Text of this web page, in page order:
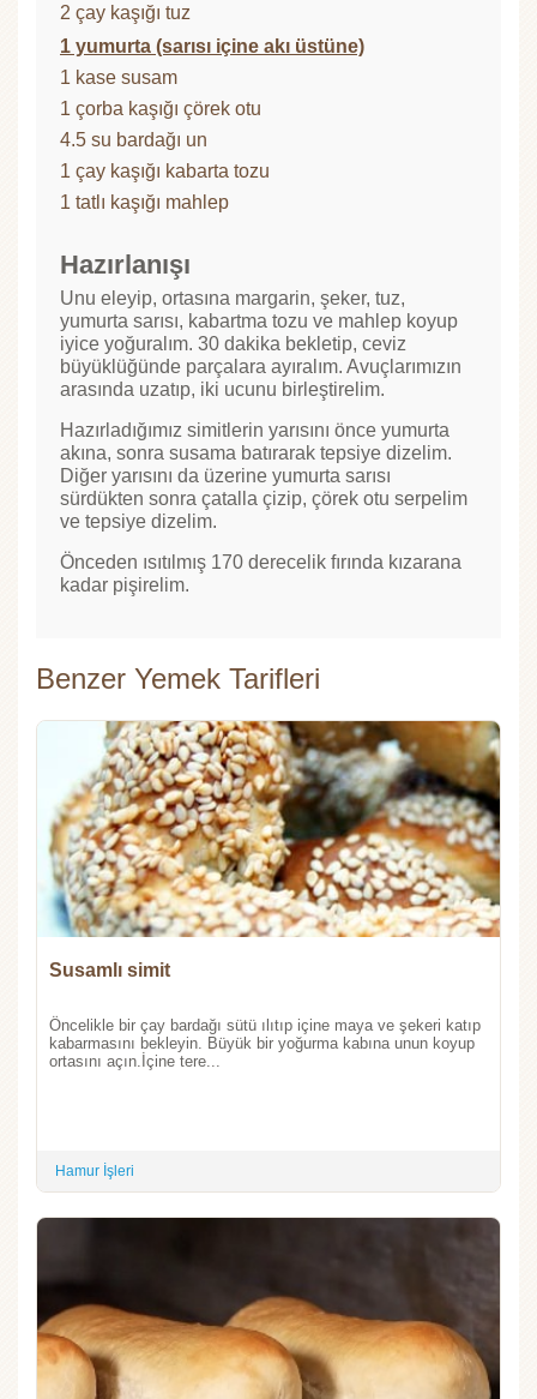
2 çay kaşığı tuz
1 yumurta (sarısı içine akı üstüne)
1 kase susam
1 çorba kaşığı çörek otu
4.5 su bardağı un
1 çay kaşığı kabarta tozu
1 tatlı kaşığı mahlep
Hazırlanışı
Unu eleyip, ortasına margarin, şeker, tuz,
yumurta sarısı, kabartma tozu ve mahlep koyup
iyice yoğuralım. 30 dakika bekletip, ceviz
büyüklüğünde parçalara ayıralım. Avuçlarımızın
arasında uzatıp, iki ucunu birleştirelim.
Hazırladığımız simitlerin yarısını önce yumurta
akına, sonra susama batırarak tepsiye dizelim.
Diğer yarısını da üzerine yumurta sarısı
sürdükten sonra çatalla çizip, çörek otu serpelim
ve tepsiye dizelim.
Önceden ısıtılmış 170 derecelik fırında kızarana
kadar pişirelim.
Benzer Yemek Tarifleri
Susamlı simit
Öncelikle bir çay bardağı sütü ılıtıp içine maya ve şekeri katıp
kabarmasını bekleyin. Büyük bir yoğurma kabına unun koyup
ortasını açın.İçine tere...
Hamur İşleri